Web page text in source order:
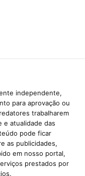
independente,
para aprovação ou
trabalharem
e atualidade das
pode ficar
as publicidades,
em nosso portal,
prestados por